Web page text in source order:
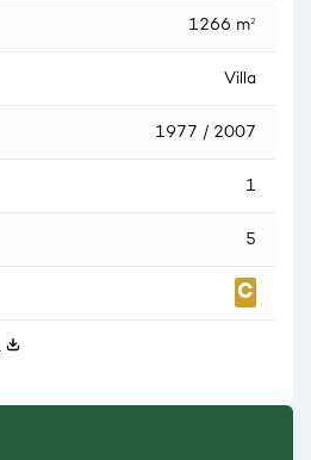
1266 m²
Villa
1977 / 2007
1
5